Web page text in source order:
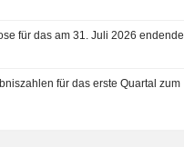
für das am 31. Juli 2026 endende
für das erste Quartal zum